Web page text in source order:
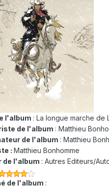
l'album : La longue marche de
de l'album : Matthieu
de l'album : Matthieu
: Matthieu Bonhomme
de l'album : Autres Editeurs/
de l'album :